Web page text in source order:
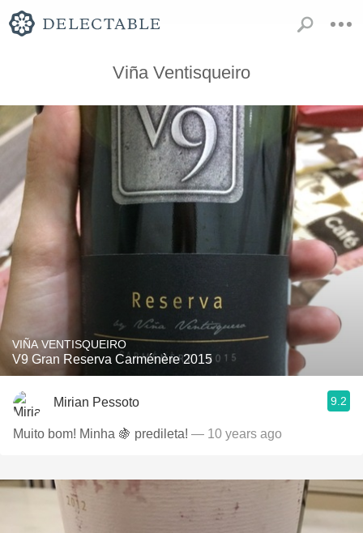
Viña Ventisqueiro
VIÑA VENTISQUEIRO
V9 Gran Reserva Carménère 2015
Mirian Pessoto 9.2
Muito bom! Minha 🍇 predileta! — 10 years ago